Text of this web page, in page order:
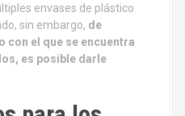
envases de plástico
sin embargo, de
con el que se encuentra
es posible darle